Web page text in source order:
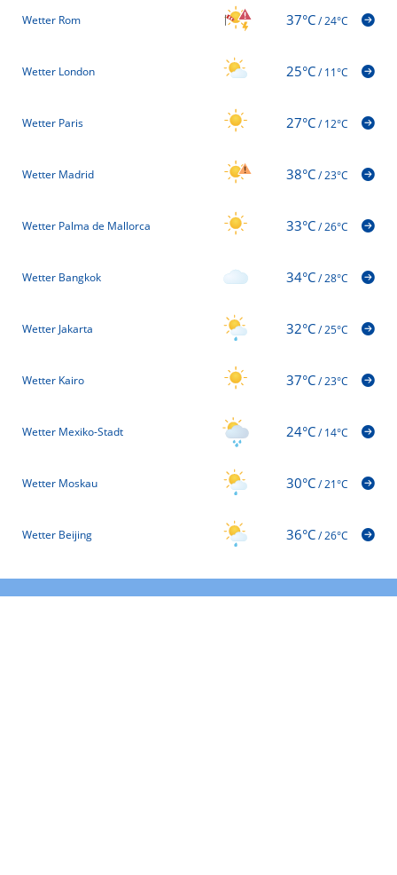
Wetter Rom 37°C/24°C
Wetter London 25°C/11°C
Wetter Paris 27°C/12°C
Wetter Madrid 38°C/23°C
Wetter Palma de Mallorca 33°C/26°C
Wetter Bangkok 34°C/28°C
Wetter Jakarta 32°C/25°C
Wetter Kairo 37°C/23°C
Wetter Mexiko-Stadt 24°C/14°C
Wetter Moskau 30°C/21°C
Wetter Beijing 36°C/26°C